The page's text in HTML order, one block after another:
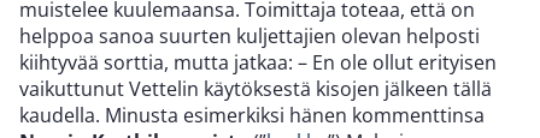
muistelee kuulemaansa. Toimittaja toteaa, että on
helppoa sanoa suurten kuljettajien olevan helposti
kiihtyvää sorttia, mutta jatkaa: – En ole ollut erityisen
vaikuttunut Vettelin käytöksestä kisojen jälkeen tällä
kaudella. Minusta esimerkiksi hänen kommenttinsa